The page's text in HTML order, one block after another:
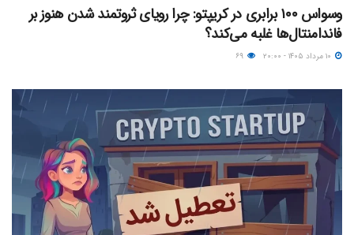
وسواس ۱۰۰ برابری در کریپتو: چرا رویای ثروتمند شدن هنوز بر
فاندامنتال‌ها غلبه می‌کند؟